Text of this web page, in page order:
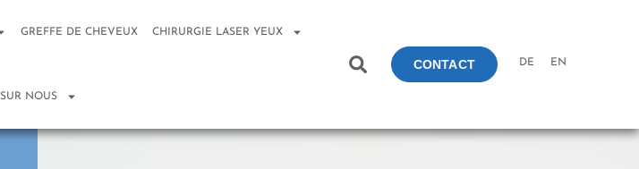
GREFFE DE CHEVEUX CHIRURGIE LASER YEUX
SUR NOUS
CONTACT DE EN